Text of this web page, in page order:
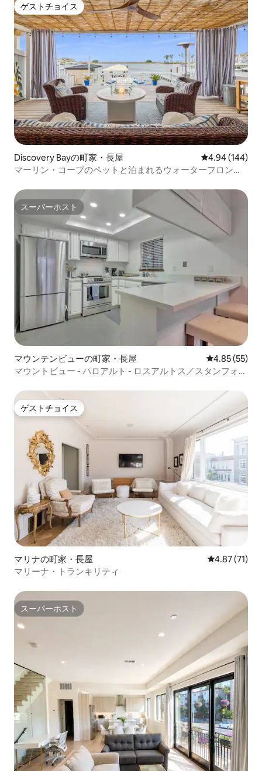
ゲストチョイス
ゲストチョイス
Discovery Bayの町家・長屋 レビュー144
4.94 (144)
マーリン・コーブのペットと泊まれるウォーターフロント
スーパーホスト
スーパーホスト
マウンテンビューの町家・長屋 レビュー55
4.85 (55)
マウントビュー - パロアルト - ロスアルトス／スタンフォー
ゲストチョイス
ゲストチョイス
マリナの町家・長屋 レビュー71
4.87 (71)
マリーナ・トランキリティ
スーパーホスト
スーパーホスト